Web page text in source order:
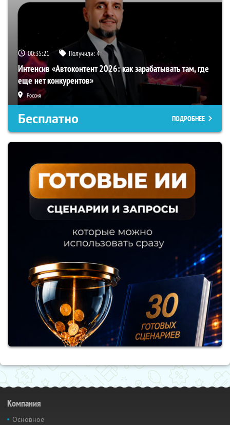
00:35:20 Получили:4
Интенсив «Автоконтент 2026: как зарабатывать там, где
еще нет конкурентов»
Россия
Бесплатно ПОДРОБНЕЕ
Компания
Основное